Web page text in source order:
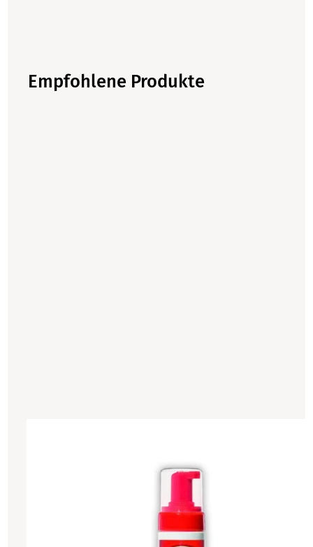
Empfohlene Produkte